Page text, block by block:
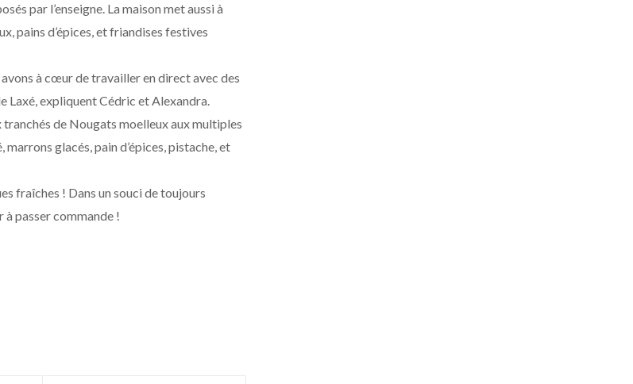
par l’enseigne. La maison met aussi à
pains d’épices, et friandises festives
avons à cœur de travailler en direct avec des
Laxé, expliquent Cédric et Alexandra.
de Nougats moelleux aux multiples
glacés, pain d’épices, pistache, et
fraîches ! Dans un souci de toujours
passer commande !